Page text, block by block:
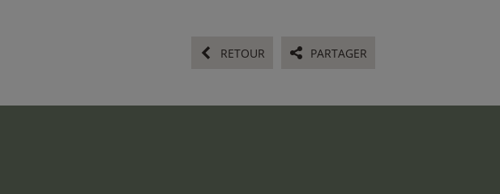
RETOUR PARTAGER